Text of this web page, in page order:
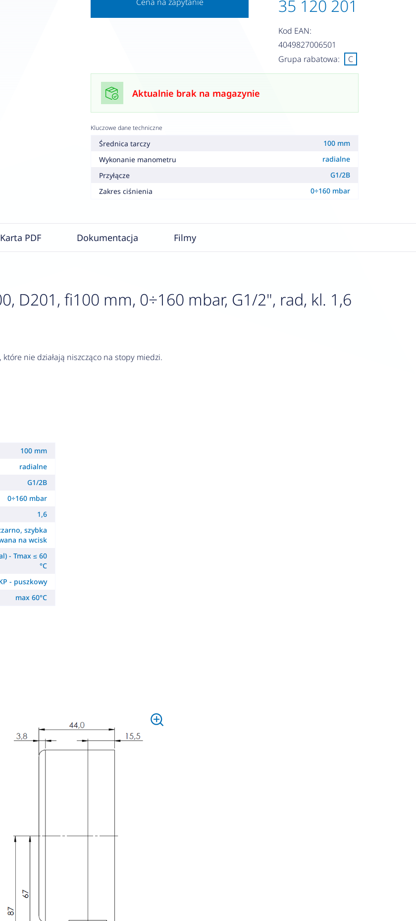
35 120 201
Kod EAN:
4049827006501
Grupa rabatowa:
C
Aktualnie brak na magazynie
Kluczowe dane techniczne
Średnica tarczy
100 mm
Wykonanie manometru
radialne
Przyłącze
G1/2B
Zakres ciśnienia
0÷160 mbar
Karta PDF Dokumentacja Filmy
D201, fi100 mm, 0÷160 mbar, G1/2", rad, kl. 1,6
nie działają niszcząco na stopy miedzi.
100 mm
radialne
G1/2B
0÷160 mbar
1,6
szybka
na wcisk
- Tmax ≤ 60
°C
- puszkowy
max 60°C